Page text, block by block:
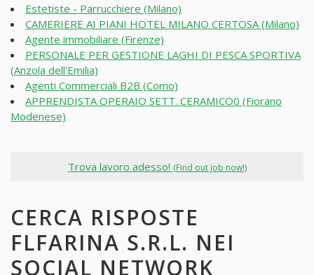
Estetiste - Parrucchiere (Milano)
CAMERIERE AI PIANI HOTEL MILANO CERTOSA (Milano)
Agente immobiliare (Firenze)
PERSONALE PER GESTIONE LAGHI DI PESCA SPORTIVA
(Anzola dell'Emilia)
Agenti Commerciali B2B (Como)
APPRENDISTA OPERAIO SETT. CERAMICO0 (Fiorano
Modenese)
Trova lavoro adesso! (Find out job now!)
CERCA RISPOSTE
FLFARINA S.R.L. NEI
SOCIAL NETWORK